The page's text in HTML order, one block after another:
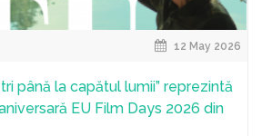
12 May 2026
până la capătul lumii” reprezintă
EU Film Days 2026 din